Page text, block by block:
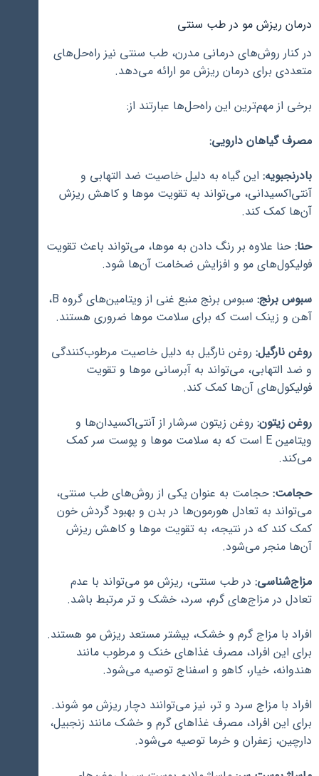
درمان ریزش مو در طب سنتی
در کنار روش‌های درمانی مدرن، طب سنتی نیز راه‌حل‌های
متعددی برای درمان ریزش مو ارائه می‌دهد.
برخی از مهم‌ترین این راه‌حل‌ها عبارتند از:
مصرف گیاهان دارویی:
بادرنجبویه: این گیاه به دلیل خاصیت ضد التهابی و
آنتی‌اکسیدانی، می‌تواند به تقویت موها و کاهش ریزش
آن‌ها کمک کند.
حنا: حنا علاوه بر رنگ دادن به موها، می‌تواند باعث تقویت
فولیکول‌های مو و افزایش ضخامت آن‌ها شود.
سبوس برنج:
سبوس برنج منبع غنی از ویتامین‌های گروه B،
آهن و زینک است که برای سلامت موها ضروری هستند.
روغن نارگیل: روغن نارگیل به دلیل خاصیت مرطوب‌کنندگی
و ضد التهابی، می‌تواند به آبرسانی موها و تقویت
فولیکول‌های آن‌ها کمک کند.
روغن زیتون: روغن زیتون سرشار از آنتی‌اکسیدان‌ها و
ویتامین E است که به سلامت موها و پوست سر کمک
می‌کند.
حجامت: حجامت به عنوان یکی از روش‌های طب سنتی،
می‌تواند به تعادل هورمون‌ها در بدن و بهبود گردش خون
کمک کند که در نتیجه، به تقویت موها و کاهش ریزش
آن‌ها منجر می‌شود.
مزاج‌شناسی: در طب سنتی، ریزش مو می‌تواند با عدم
تعادل در مزاج‌های گرم، سرد، خشک و تر مرتبط باشد.
افراد با مزاج گرم و خشک، بیشتر مستعد ریزش مو هستند.
برای این افراد، مصرف غذاهای خنک و مرطوب مانند
هندوانه، خیار، کاهو و اسفناج توصیه می‌شود.
افراد با مزاج سرد و تر، نیز می‌توانند دچار ریزش مو شوند.
برای این افراد، مصرف غذاهای گرم و خشک مانند زنجبیل،
دارچین، زعفران و خرما توصیه می‌شود.